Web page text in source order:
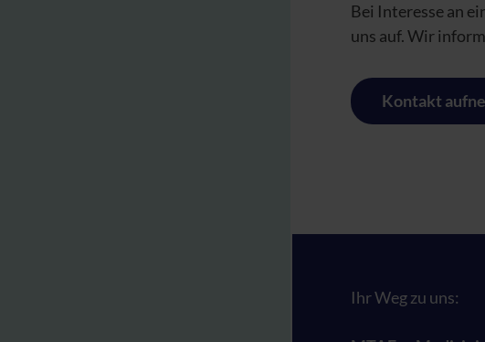
Bei Interesse an
uns auf. Wir
Kontakt
Ihr Weg zu uns: